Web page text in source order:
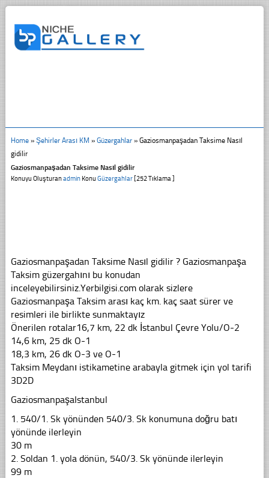
Home» Şehirler Arası KM » Güzergahlar» Gaziosmanpaşadan Taksime Nasıl
gidilir
Gaziosmanpaşadan Taksime Nasıl gidilir
Konuyu OluşturanadminKonu Güzergahlar[252 Tıklama ]
Gaziosmanpaşadan Taksime Nasıl gidilir ? Gaziosmanpaşa
Taksim güzergahını bu konudan
inceleyebilirsiniz.Yerbilgisi.com olarak sizlere
Gaziosmanpaşa Taksim arası kaç km. kaç saat sürer ve
resimleri ile birlikte sunmaktayız
Önerilen rotalar16,7 km, 22 dk İstanbul Çevre Yolu/O-2
14,6 km, 25 dk O-1
18,3 km, 26 dk O-3 ve O-1
Taksim Meydanı istikametine arabayla gitmek için yol tarifi
3D2D
GaziosmanpaşaIstanbul
1. 540/1. Sk yönünden 540/3. Sk konumuna doğru batı
yönünde ilerleyin
30 m
2. Soldan 1. yola dönün, 540/3. Sk yönünde ilerleyin
99 m